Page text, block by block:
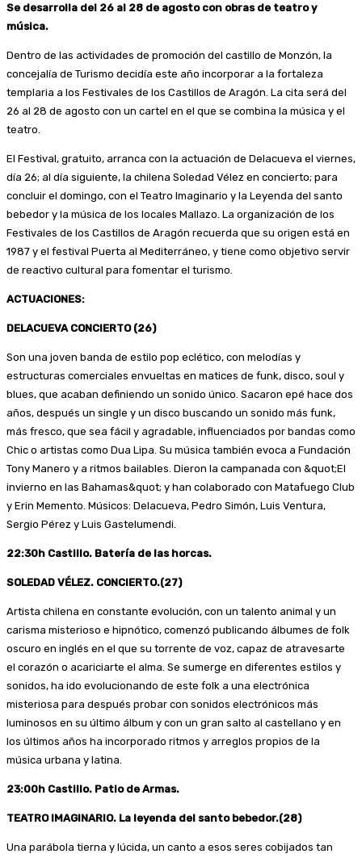
Se desarrolla del 26 al 28 de agosto con obras de teatro y
música.
Dentro de las actividades de promoción del castillo de Monzón, la
concejalía de Turismo decidía este año incorporar a la fortaleza
templaria a los Festivales de los Castillos de Aragón. La cita será del
26 al 28 de agosto con un cartel en el que se combina la música y el
teatro.
El Festival, gratuito, arranca con la actuación de Delacueva el viernes,
día 26; al día siguiente, la chilena Soledad Vélez en concierto; para
concluir el domingo, con el Teatro Imaginario y la Leyenda del santo
bebedor y la música de los locales Mallazo. La organización de los
Festivales de los Castillos de Aragón recuerda que su origen está en
1987 y el festival Puerta al Mediterráneo, y tiene como objetivo servir
de reactivo cultural para fomentar el turismo.
ACTUACIONES:
DELACUEVA CONCIERTO (26)
Son una joven banda de estilo pop eclético, con melodías y
estructuras comerciales envueltas en matices de funk, disco, soul y
blues, que acaban definiendo un sonido único. Sacaron epé hace dos
años, después un single y un disco buscando un sonido más funk,
más fresco, que sea fácil y agradable, influenciados por bandas como
Chic o artistas como Dua Lipa. Su música también evoca a Fundación
Tony Manero y a ritmos bailables. Dieron la campanada con &quot;El
invierno en las Bahamas&quot; y han colaborado con Matafuego Club
y Erin Memento. Músicos: Delacueva, Pedro Simón, Luis Ventura,
Sergio Pérez y Luis Gastelumendi.
22:30h Castillo. Batería de las horcas.
SOLEDAD VÉLEZ. CONCIERTO.(27)
Artista chilena en constante evolución, con un talento animal y un
carisma misterioso e hipnótico, comenzó publicando álbumes de folk
oscuro en inglés en el que su torrente de voz, capaz de atravesarte
el corazón o acariciarte el alma. Se sumerge en diferentes estilos y
sonidos, ha ido evolucionando de este folk a una electrónica
misteriosa para después probar con sonidos electrónicos más
luminosos en su último álbum y con un gran salto al castellano y en
los últimos años ha incorporado ritmos y arreglos propios de la
música urbana y latina.
23:00h Castillo. Patio de Armas.
TEATRO IMAGINARIO. La leyenda del santo bebedor.(28)
Una parábola tierna y lúcida, un canto a esos seres cobijados tan